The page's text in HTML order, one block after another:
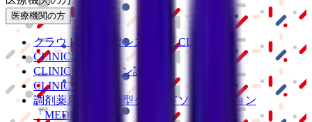
医療機関の方
クラウド診療 支援システム
「CLINICS」
CLINICS予約
CLINICSオンライン診療
CLINICSカルテ
調剤薬局向け統合型クラウドソリューション
「MEDIXS」